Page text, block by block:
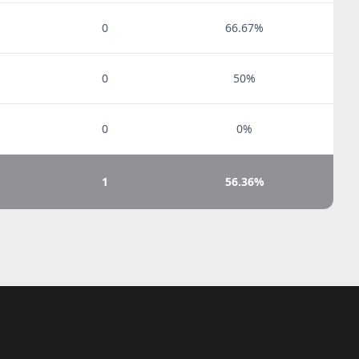
0 66.67%
0 50%
0 0%
1 56.36%